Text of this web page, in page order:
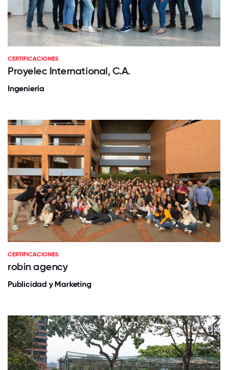
CERTIFICACIONES
Proyelec International, C.A.
Ingeniería
CERTIFICACIONES
robin agency
Publicidad y Marketing